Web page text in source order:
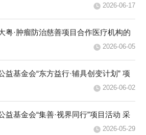
2026-06-17
粤·肿瘤防治慈善项目合作医疗机构的
2026-06-05
基金会“东方益行·辅具创变计划” 项
2026-06-02
益基金会“集善·视界同行”项目活动 采
2026-05-29